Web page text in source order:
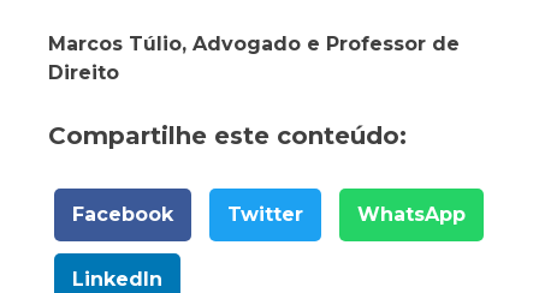
Marcos Túlio, Advogado e Professor de
Direito
Compartilhe este conteúdo:
Facebook Twitter WhatsApp
LinkedIn